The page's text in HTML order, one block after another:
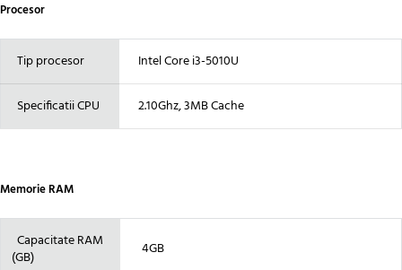
Procesor
Tip procesor Intel Core i3-5010U
Specificatii CPU 2.10Ghz, 3MB Cache
Memorie RAM
Capacitate RAM
(GB)
4GB